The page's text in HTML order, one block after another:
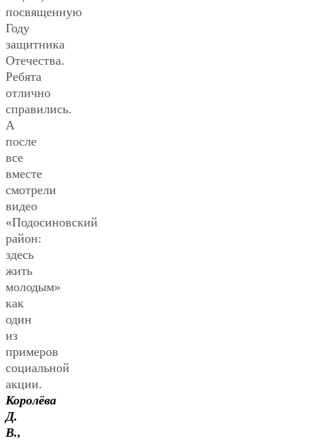
посвященную
Году
защитника
Отечества.
Ребята
отлично
справились.
А
после
все
вместе
смотрели
видео
«Подосиновский
район:
здесь
жить
молодым»
как
один
из
примеров
социальной
акции.
Королёва
Д.
В.,